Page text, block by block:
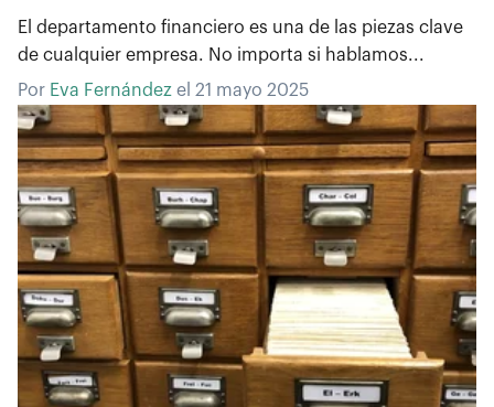
El departamento financiero es una de las piezas clave
de cualquier empresa. No importa si hablamos...
Por Eva Fernández el 21 mayo 2025